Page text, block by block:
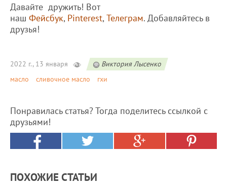
Давайте дружить! Вот
наш Фейсбук, Pinterest, Телеграм. Добавляйтесь в
друзья!
2022 г., 13 января
Виктория Лысенко
масло
сливочное масло гхи
Понравилась статья? Тогда поделитесь ссылкой с
друзьями!
ПОХОЖИЕ СТАТЬИ